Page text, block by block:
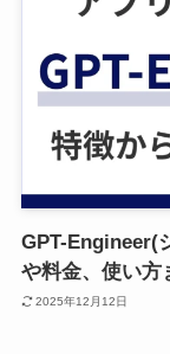
GPT-Engineer(
や料金、使い方
2025年12月12日